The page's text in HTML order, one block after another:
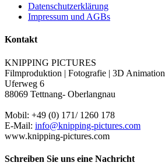
Datenschutzerklärung
Impressum und AGBs
Kontakt
KNIPPING PICTURES
Filmproduktion | Fotografie | 3D Animation
Uferweg 6
88069 Tettnang- Oberlangnau
Mobil: +49 (0) 171/ 1260 178
E-Mail: info@knipping-pictures.com
www.knipping-pictures.com
Schreiben Sie uns eine Nachricht